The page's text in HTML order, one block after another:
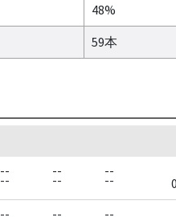
48%
59本
--
--
--
--
--
--
-- -- --